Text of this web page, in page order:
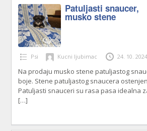
Patuljasti snaucer,
musko stene
Psi Kucni ljubimac 24. 10. 2024
Na prodaju musko stene patuljastog
boje. Stene patuljastog snaucera
Patuljasti snauceri su rasa pasa idealna
[…]